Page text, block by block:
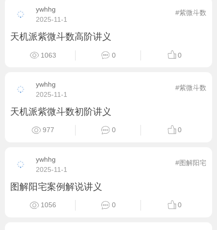
ywhhg
2025-11-1
#紫微斗数
天机派紫微斗数高阶讲义
1063 0 0
ywhhg
2025-11-1
#紫微斗数
天机派紫微斗数初阶讲义
977 0 0
ywhhg
2025-11-1
#图解阳宅
图解阳宅案例解说讲义
1056 0 0